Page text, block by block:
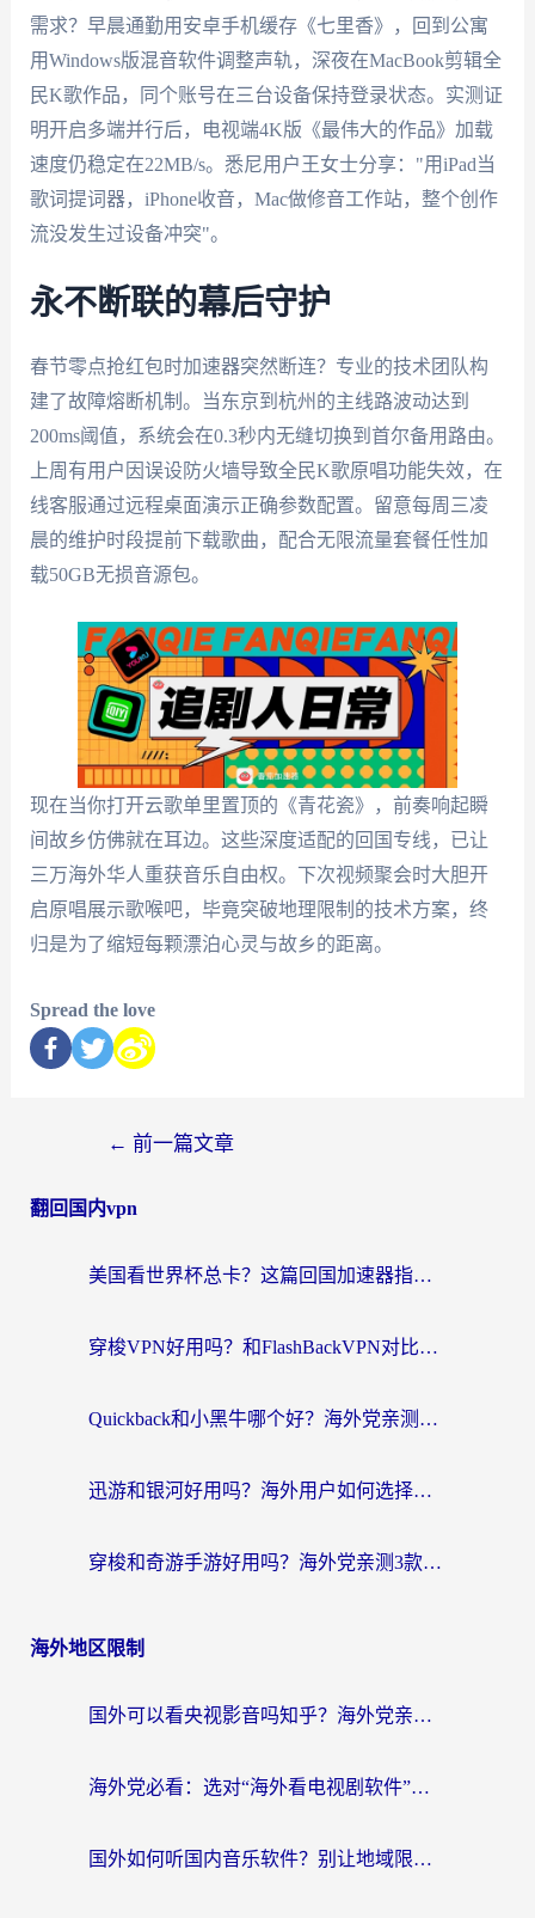
需求？早晨通勤用安卓手机缓存《七里香》，回到公寓
用Windows版混音软件调整声轨，深夜在MacBook剪辑全
民K歌作品，同个账号在三台设备保持登录状态。实测证
明开启多端并行后，电视端4K版《最伟大的作品》加载
速度仍稳定在22MB/s。悉尼用户王女士分享："用iPad当
歌词提词器，iPhone收音，Mac做修音工作站，整个创作
流没发生过设备冲突"。
永不断联的幕后守护
春节零点抢红包时加速器突然断连？专业的技术团队构
建了故障熔断机制。当东京到杭州的主线路波动达到
200ms阈值，系统会在0.3秒内无缝切换到首尔备用路由。
上周有用户因误设防火墙导致全民K歌原唱功能失效，在
线客服通过远程桌面演示正确参数配置。留意每周三凌
晨的维护时段提前下载歌曲，配合无限流量套餐任性加
载50GB无损音源包。
现在当你打开云歌单里置顶的《青花瓷》，前奏响起瞬
间故乡仿佛就在耳边。这些深度适配的回国专线，已让
三万海外华人重获音乐自由权。下次视频聚会时大胆开
启原唱展示歌喉吧，毕竟突破地理限制的技术方案，终
归是为了缩短每颗漂泊心灵与故乡的距离。
Spread the love
← 前一篇文章
翻回国内vpn
美国看世界杯总卡？这篇回国加速器指南帮你无缝刷国内资源（附苹果手机VPN设置步骤）
穿梭VPN好用吗？和FlashBackVPN对比哪个回国效果更好？
Quickback和小黑牛哪个好？海外党亲测指南，选对回国加速器秒回国内
迅游和银河好用吗？海外用户如何选择回国加速器实现无缝访问国内资源
穿梭和奇游手游好用吗？海外党亲测3款回国加速器，附蜜蜂加速器七天试用攻略
海外地区限制
国外可以看央视影音吗知乎？海外党亲测有效的回国加速方案
海外党必看：选对“海外看电视剧软件”，再也不用愁国内剧刷不了
国外如何听国内音乐软件？别让地域限制，断了你的中文歌单